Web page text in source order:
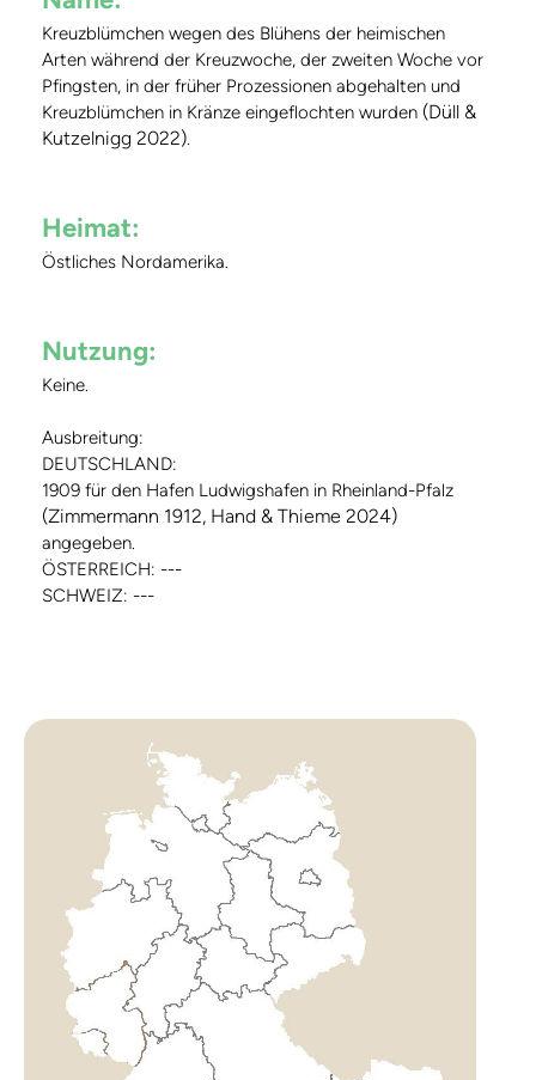
Kreuzblümchen wegen des Blühens der heimischen
Arten während der Kreuzwoche, der zweiten Woche vor
Pfingsten, in der früher Prozessionen abgehalten und
Kreuzblümchen in Kränze eingeflochten wurden (Düll &
Kutzelnigg 2022).
Heimat:
Östliches Nordamerika.
Nutzung:
Keine.
Ausbreitung:
DEUTSCHLAND:
1909 für den Hafen Ludwigshafen in Rheinland-Pfalz
(Zimmermann 1912, Hand & Thieme 2024)
angegeben.
ÖSTERREICH: ---
SCHWEIZ: ---